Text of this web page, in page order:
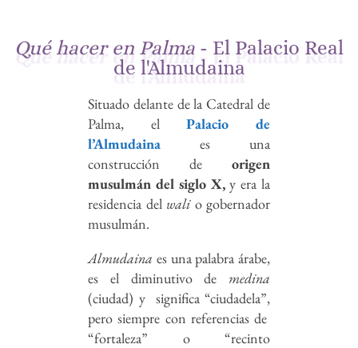
Qué hacer en Palma - El Palacio Real
de l'Almudaina
Situado delante de la Catedral de
Palma, elPalacio de
l’Almudaina es una
construcción de origen
musulmán del siglo X,y era la
residencia del walio gobernador
musulmán.
Almudaina es una palabra árabe,
es el diminutivo de medina
(ciudad) y significa “ciudadela”,
pero siempre con referencias de
“fortaleza” o “recinto